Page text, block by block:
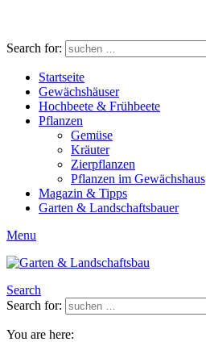
Search for:
Startseite
Gewächshäuser
Hochbeete & Frühbeete
Pflanzen
Gemüse
Kräuter
Zierpflanzen
Pflanzen im Gewächshaus
Magazin & Tipps
Garten & Landschaftsbauer
Menu
Search
Search for:
You are here: